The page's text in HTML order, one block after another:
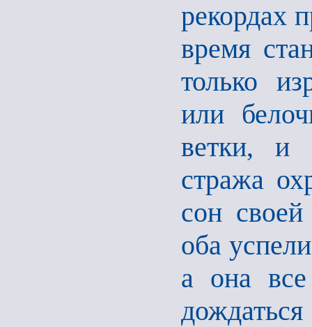
рекордах
время
только
или
ветки, и
стража
сон
оба
а она